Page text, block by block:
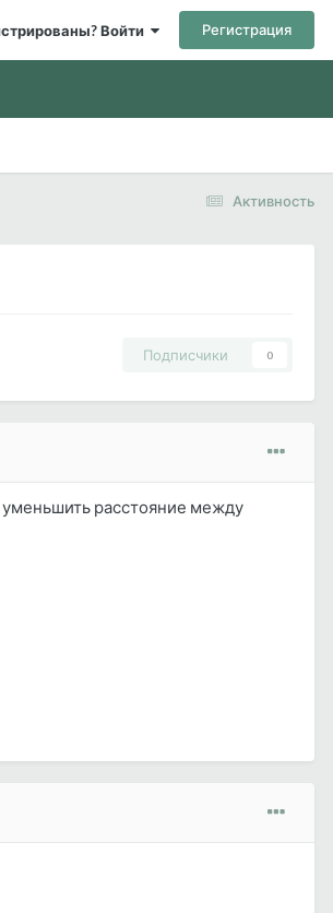
Войти Регистрация
Активность
Подписчики 0
уменьшить расстояние между